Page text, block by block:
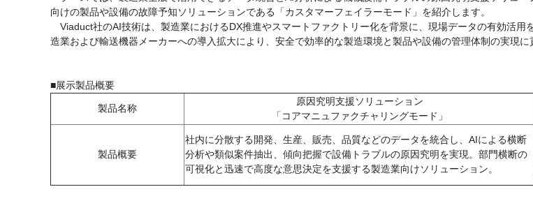
向けの製品や設備の故障予知ソリューションである「カスタマーフェイラーモード」を紹介します。
Viaduct社のAI技術は、製造業におけるDX推進やスマートファクトリー化を背景に、現場データの有効活
造業および輸送機器メーカーへの導入拡大により、安全で効率的な製造環境と製品や設備の管理体制の実現に
■展示製品概要
製品名称
原因究明支援ソリューション
「コアマニュファクチャリングモード」
製品概要
社内に分散する開発、生産、販売、品質などのデータを統合し、AIによる横断
分析や類似案件抽出、傾向把握で設備トラブルの原因究明を実現。部門横断の
可視化と迅速で高度な意思決定を支援する製造業向けソリューション。